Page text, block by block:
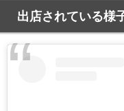
出店されている様